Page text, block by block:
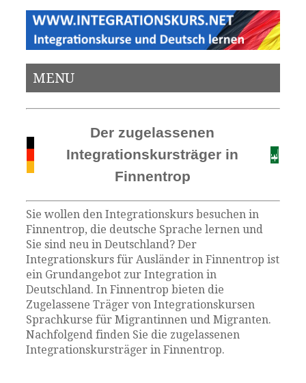
MENU
Der zugelassenen
Integrationskursträger in
Finnentrop
Sie wollen den Integrationskurs besuchen in
Finnentrop, die deutsche Sprache lernen und
Sie sind neu in Deutschland? Der
Integrationskurs für Ausländer in Finnentrop ist
ein Grundangebot zur Integration in
Deutschland. In Finnentrop bieten die
Zugelassene Träger von Integrationskursen
Sprachkurse für Migrantinnen und Migranten.
Nachfolgend finden Sie die zugelassenen
Integrationskursträger in Finnentrop.